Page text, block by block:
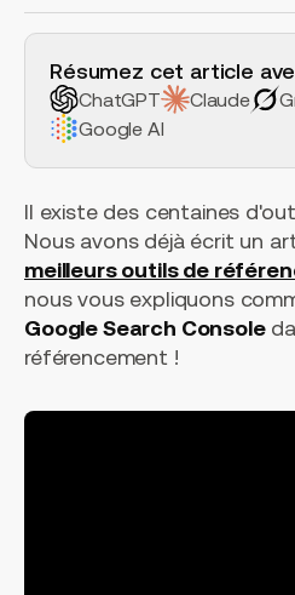
Résumez cet article
ChatGPT Claude
Google AI
Il existe des centaines
Nous avons déjà écrit un
meilleurs outils de
nous vous expliquons
Google Search Console
référencement !